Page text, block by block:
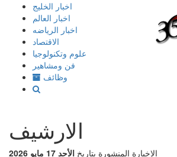
إذهب
المحتوى
اخبار الخليج
اخبار العالم
اخبار الرياضه
الاقتصاد
علوم وتكنولوجيا
فن ومشاهير
وظائف
الارشيف
الاخبارة المنشورة بتاريخ الأحد 17 مايو 2026